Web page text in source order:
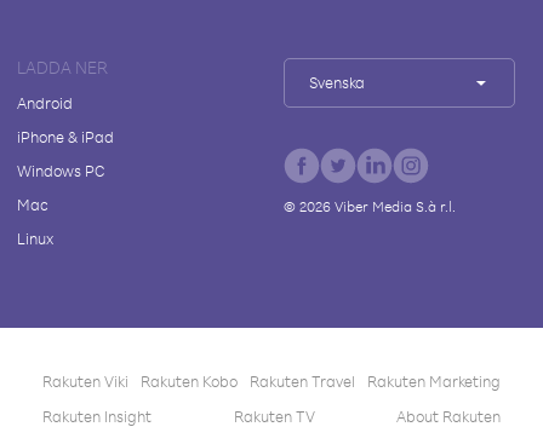
LADDA NER
Android
iPhone & iPad
Windows PC
Mac
Linux
Svenska
© 2026Viber Media S.à r.l.
Rakuten Viki Rakuten Kobo Rakuten Travel
Rakuten Marketing
Rakuten Insight
Rakuten TV About Rakuten